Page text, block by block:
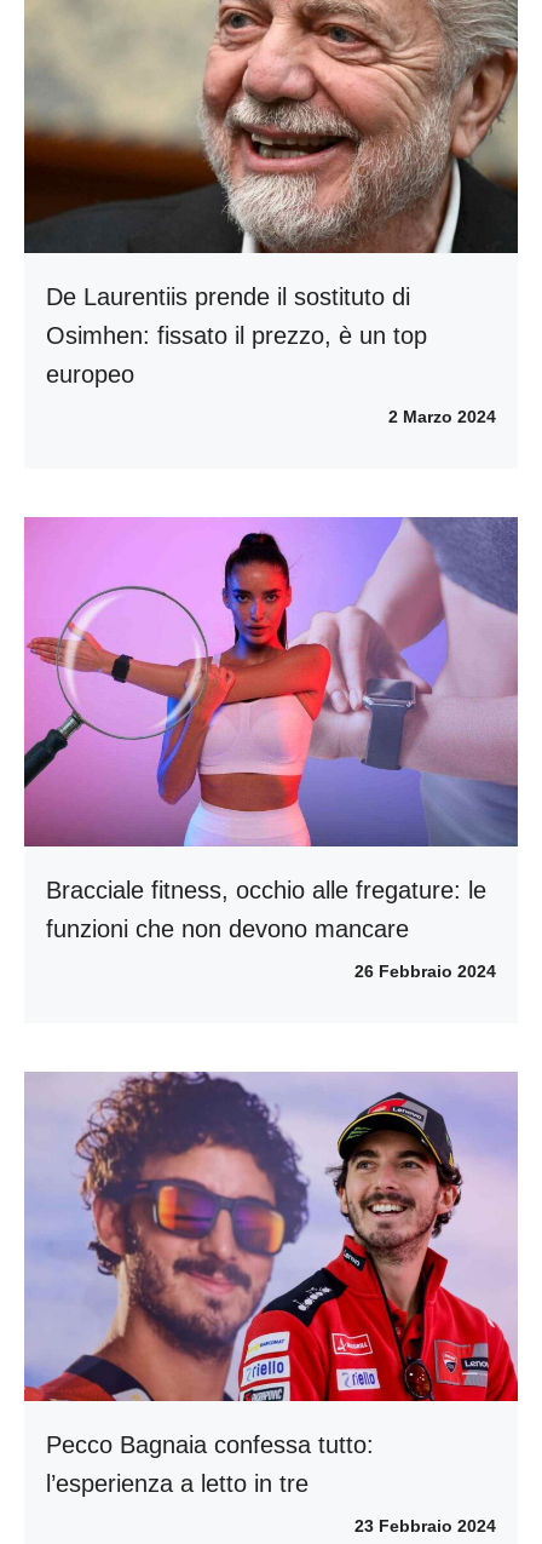
De Laurentiis prende il sostituto di
Osimhen: fissato il prezzo, è un top
europeo
2 Marzo 2024
Bracciale fitness, occhio alle fregature: le
funzioni che non devono mancare
26 Febbraio 2024
Pecco Bagnaia confessa tutto:
l’esperienza a letto in tre
23 Febbraio 2024